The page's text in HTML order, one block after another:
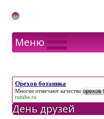
Gif Открытки в подарок
Меню
Орехов ботаника
Многие отмечают качествоорехов
rutube.ru
День друзей